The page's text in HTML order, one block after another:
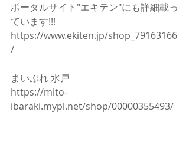
ポータルサイト"エキテン"にも詳細載っ
ています!!!
https://www.ekiten.jp/shop_79163166
/
まいぷれ 水戸
https://mito-
ibaraki.mypl.net/shop/00000355493/